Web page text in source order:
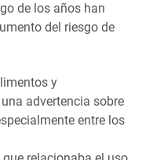
de los años han
del riesgo de
y
advertencia sobre
entre los